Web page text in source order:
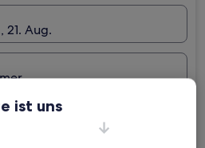
21. Aug.
ist uns